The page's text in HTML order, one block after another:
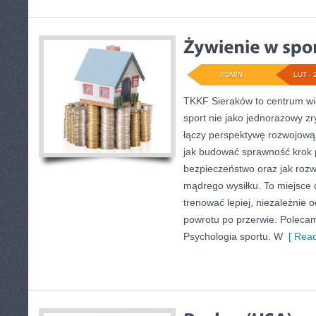
LUT -
ADMIN
TKKF Sieraków to centrum
sport nie jako jednorazowy
łączy perspektywę
jak budować sprawność
bezpieczeństwo oraz jak
mądrego wysiłku. To
trenować lepiej, niezależnie
powrotu po przerwie.
Psychologia sportu. W [